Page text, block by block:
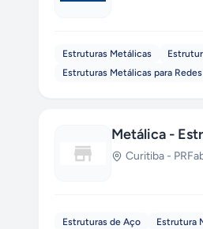
Estruturas Metálicas
Estruturas Metálicas para
Metálica -
Curitiba - PR
Estruturas de Aço Estrutura